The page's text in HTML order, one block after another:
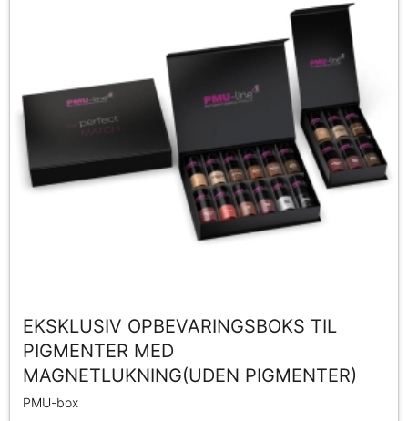
EKSKLUSIV OPBEVARINGSBOKS TIL
PIGMENTER MED
MAGNETLUKNING(UDEN PIGMENTER)
PMU-box